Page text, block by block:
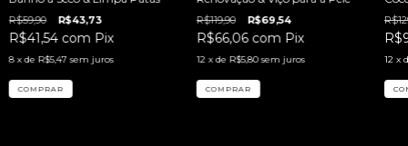
informações do site.
R$59,90 R$43,73
R$41,54 com Pix
8 x de R$5,47 sem juros
R$119,90 R$69,54
R$66,06 com Pix
12 x de R$5,80 sem juros 12 x